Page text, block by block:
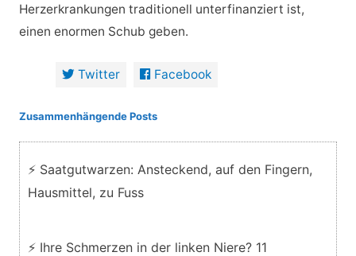
Herzerkrankungen traditionell unterfinanziert ist,
einen enormen Schub geben.
Twitter Facebook
Zusammenhängende Posts
⚡ Saatgutwarzen: Ansteckend, auf den Fingern,
Hausmittel, zu Fuss
⚡ Ihre Schmerzen in der linken Niere? 11